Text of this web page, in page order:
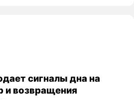
сигналы дна на
и возвращения